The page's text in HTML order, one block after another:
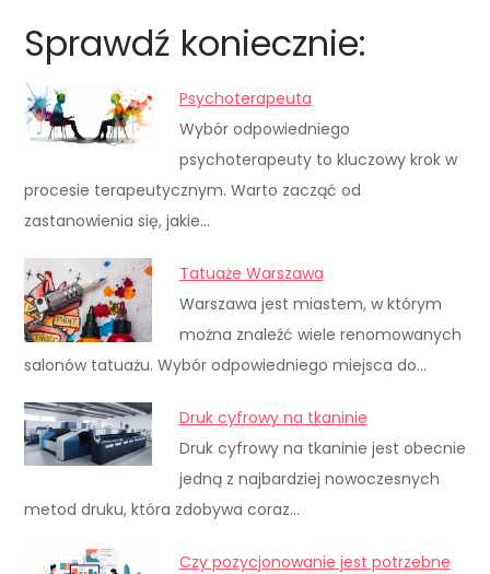
Sprawdź koniecznie:
Psychoterapeuta
Wybór odpowiedniego
psychoterapeuty to kluczowy krok w
procesie terapeutycznym. Warto zacząć od
zastanowienia się, jakie…
Tatuaże Warszawa
Warszawa jest miastem, w którym
można znaleźć wiele renomowanych
salonów tatuażu. Wybór odpowiedniego miejsca do…
Druk cyfrowy na tkaninie
Druk cyfrowy na tkaninie jest obecnie
jedną z najbardziej nowoczesnych
metod druku, która zdobywa coraz…
Czy pozycjonowanie jest potrzebne